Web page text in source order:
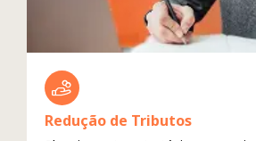
Redução de Tributos